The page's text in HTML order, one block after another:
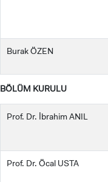
Burak ÖZEN
BÖLÜM KURULU
Prof. Dr. İbrahim ANIL
Prof. Dr. Öcal USTA